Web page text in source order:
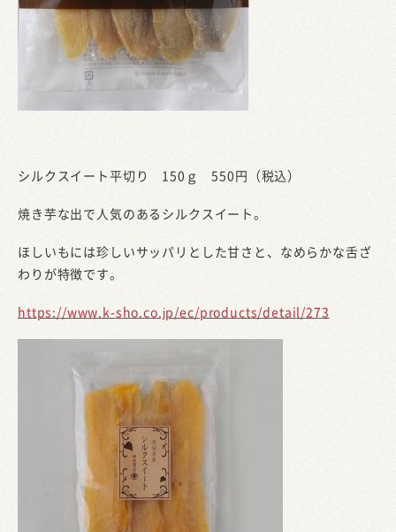
シルクスイート平切り 150ｇ 550円（税込）
焼き芋な出で人気のあるシルクスイート。
ほしいもには珍しいサッパリとした甘さと、なめらかな舌ざ
わりが特徴です。
https://www.k-sho.co.jp/ec/products/detail/273